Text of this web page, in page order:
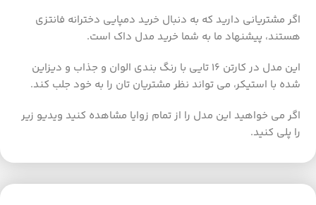
اگر مشتریانی دارید که به دنبال خرید دمپایی دخترانه فانتزی
هستند، پیشنهاد ما به شما خرید مدل داک است.
این مدل در کارتن 16 تایی با رنگ بندی الوان و جذاب و دیزاین
شده با استیکر، می تواند نظر مشتریان تان را به خود جلب کند.
اگر می خواهید این مدل را از تمام زوایا مشاهده کنید ویدیو زیر
را پلی کنید.